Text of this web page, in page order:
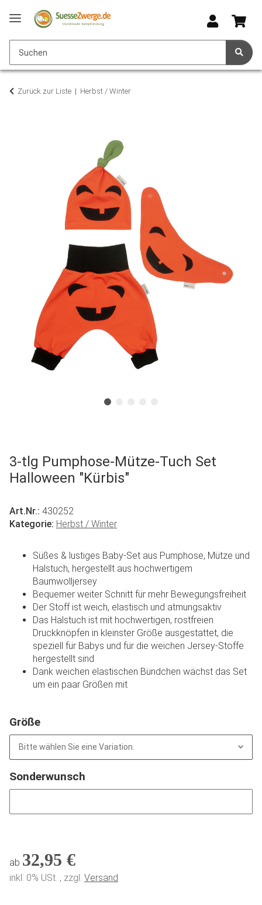
Zurück zur Liste Herbst / Winter
3-tlg Pumphose-Mütze-Tuch Set
Halloween "Kürbis"
Art.Nr.: 430252
Kategorie: Herbst / Winter
Süßes & lustiges Baby-Set aus Pumphose, Mütze und
Halstuch, hergestellt aus hochwertigem
Baumwolljersey
Bequemer weiter Schnitt für mehr Bewegungsfreiheit
Der Stoff ist weich, elastisch und atmungsaktiv
Das Halstuch ist mit hochwertigen, rostfreien
Druckknöpfen in kleinster Größe ausgestattet, die
speziell für Babys und für die weichen Jersey-Stoffe
hergestellt sind
Dank weichen elastischen Bündchen wächst das Set
um ein paar Größen mit
Größe
Bitte wählen Sie eine Variation.
Sonderwunsch
ab 32,95 €
inkl. 0% USt. , zzgl. Versand